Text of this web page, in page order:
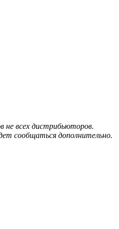
не всех дистрибьюторов.
сообщаться дополнительно.